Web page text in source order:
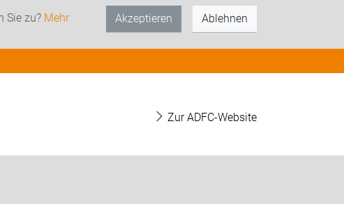
Sie zu? Mehr
Akzeptieren Ablehnen
Zur ADFC-Website